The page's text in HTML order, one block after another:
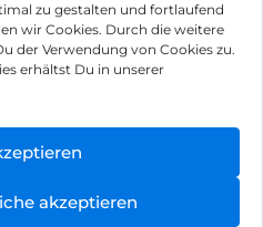
zu gestalten und fortlaufend
wir Cookies. Durch die weitere
der Verwendung von Cookies zu.
erhältst Du in unserer
akzeptieren